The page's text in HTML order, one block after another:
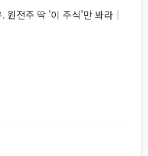
원전주 딱 '이 주식'만 봐라｜